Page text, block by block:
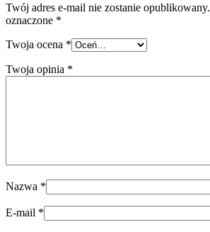
Twój adres e-mail nie zostanie opublikowany.
oznaczone *
Twoja ocena *
Twoja opinia *
Nazwa *
E-mail *